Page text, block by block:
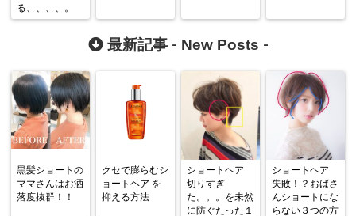
る、、、、。
最新記事 - New Posts -
黒髪ショートの
ママさんはお洒
落度抜群！！
クセで膨らむシ
ョートヘア を
抑える方法
ショートヘア
切りすぎ
た。。。を未然
に防ぐたった１
ショートヘア
失敗！？おばさ
んショートにな
らない３つの方